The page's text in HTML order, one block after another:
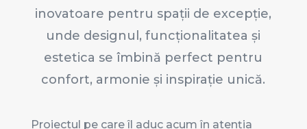
inovatoare pentru spații de excepție,
unde designul, funcționalitatea și
estetica se îmbină perfect pentru
confort, armonie și inspirație unică.
Proiectul pe care îl aduc acum în atenția